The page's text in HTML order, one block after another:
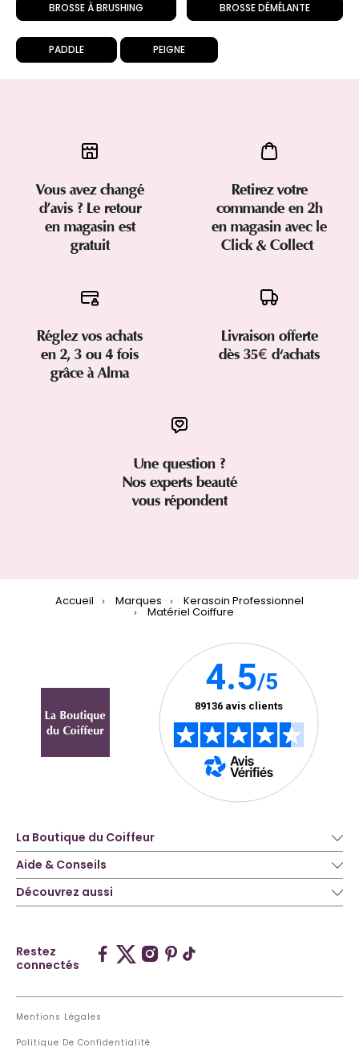
BROSSE À BRUSHING BROSSE DÉMÊLANTE
PADDLE PEIGNE
Vous avez changé
d’avis ? Le retour
en magasin est
gratuit
Retirez votre
commande en 2h
en magasin avec le
Click & Collect
Réglez vos achats
en 2, 3 ou 4 fois
grâce à Alma
Livraison offerte
dès 35€ d'achats
Une question ?
Nos experts beauté
vous répondent
Accueil Marques Kerasoin Professionnel
Matériel Coiffure
La Boutique du Coiffeur
Aide & Conseils
Découvrez aussi
Restez
connectés
Mentions Légales
Politique De Confidentialité